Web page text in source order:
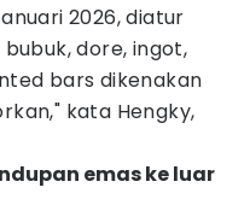
2026, diatur
dore, ingot,
bars dikenakan
kata Hengky,
emas ke luar